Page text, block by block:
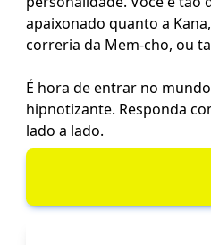
apaixonado quanto a
correria da Mem-cho, ou
É hora de entrar no
hipnotizante. Responda
lado a lado.